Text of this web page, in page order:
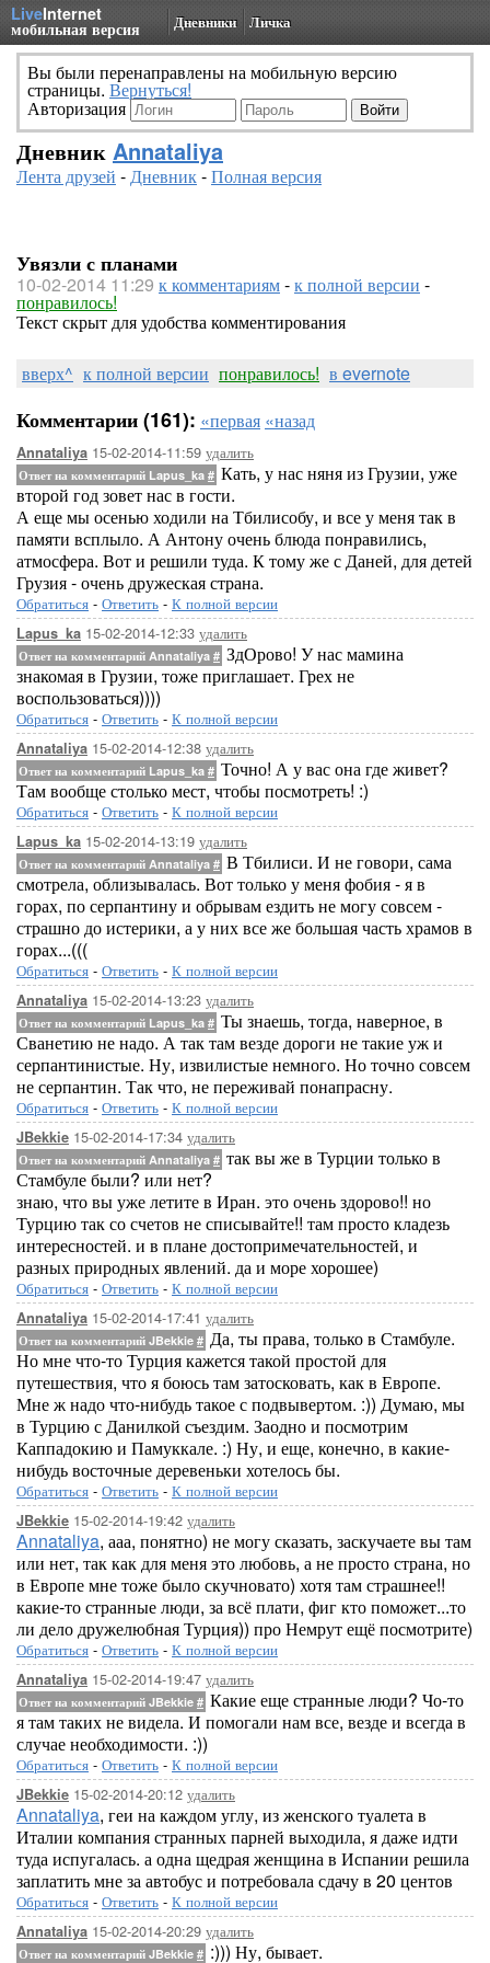
LiveInternet
мобильная версия Дневники Личка
Вы были перенаправлены на мобильную версию
страницы. Вернуться!
Авторизация
Дневник Annataliya
Лента друзей -Дневник-Полная версия
Увязли с планами
10-02-2014 11:29 к комментариям-к полной версии -
понравилось!
Текст скрыт для удобства комментирования
вверх^ к полной версии понравилось! в evernote
Комментарии (161): «первая «назад
Annataliya 15-02-2014-11:59 удалить
Ответ на комментарий Lapus_ka # Кать, у нас няня из Грузии, уже
второй год зовет нас в гости.
А еще мы осенью ходили на Тбилисобу, и все у меня так в
памяти всплыло. А Антону очень блюда понравились,
атмосфера. Вот и решили туда. К тому же с Даней, для детей
Грузия - очень дружеская страна.
Обратиться - Ответить - К полной версии
Lapus_ka 15-02-2014-12:33 удалить
Ответ на комментарий Annataliya # ЗдОрово! У нас мамина
знакомая в Грузии, тоже приглашает. Грех не
воспользоваться))))
Обратиться - Ответить - К полной версии
Annataliya 15-02-2014-12:38 удалить
Ответ на комментарий Lapus_ka # Точно! А у вас она где живет?
Там вообще столько мест, чтобы посмотреть! :)
Обратиться - Ответить - К полной версии
Lapus_ka 15-02-2014-13:19 удалить
Ответ на комментарий Annataliya # В Тбилиси. И не говори, сама
смотрела, облизывалась. Вот только у меня фобия - я в
горах, по серпантину и обрывам ездить не могу совсем -
страшно до истерики, а у них все же большая часть храмов в
горах...(((
Обратиться - Ответить - К полной версии
Annataliya 15-02-2014-13:23 удалить
Ответ на комментарий Lapus_ka # Ты знаешь, тогда, наверное, в
Сванетию не надо. А так там везде дороги не такие уж и
серпантинистые. Ну, извилистые немного. Но точно совсем
не серпантин. Так что, не переживай понапрасну.
Обратиться - Ответить - К полной версии
JBekkie 15-02-2014-17:34 удалить
Ответ на комментарий Annataliya # так вы же в Турции только в
Стамбуле были? или нет?
знаю, что вы уже летите в Иран. это очень здорово!! но
Турцию так со счетов не списывайте!! там просто кладезь
интересностей. и в плане достопримечательностей, и
разных природных явлений. да и море хорошее)
Обратиться - Ответить - К полной версии
Annataliya 15-02-2014-17:41 удалить
Ответ на комментарий JBekkie # Да, ты права, только в Стамбуле.
Но мне что-то Турция кажется такой простой для
путешествия, что я боюсь там затосковать, как в Европе.
Мне ж надо что-нибудь такое с подвывертом. :)) Думаю, мы
в Турцию с Данилкой съездим. Заодно и посмотрим
Каппадокию и Памуккале. :) Ну, и еще, конечно, в какие-
нибудь восточные деревеньки хотелось бы.
Обратиться - Ответить - К полной версии
JBekkie 15-02-2014-19:42 удалить
Annataliya, ааа, понятно) не могу сказать, заскучаете вы там
или нет, так как для меня это любовь, а не просто страна, но
в Европе мне тоже было скучновато) хотя там страшнее!!
какие-то странные люди, за всё плати, фиг кто поможет...то
ли дело дружелюбная Турция)) про Немрут ещё посмотрите)
Обратиться - Ответить - К полной версии
Annataliya 15-02-2014-19:47 удалить
Ответ на комментарий JBekkie # Какие еще странные люди? Чо-то
я там таких не видела. И помогали нам все, везде и всегда в
случае необходимости. :))
Обратиться - Ответить - К полной версии
JBekkie 15-02-2014-20:12 удалить
Annataliya, геи на каждом углу, из женского туалета в
Италии компания странных парней выходила, я даже идти
туда испугалась. а одна щедрая женщина в Испании решила
заплатить мне за автобус и потребовала сдачу в 20 центов
Обратиться - Ответить - К полной версии
Annataliya 15-02-2014-20:29 удалить
Ответ на комментарий JBekkie # :))) Ну, бывает.